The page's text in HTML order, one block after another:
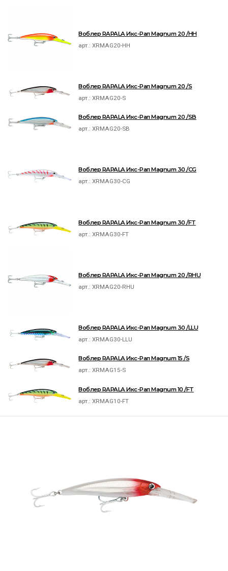
Воблер RAPALA Икс-Рап Magnum 20 /HH
арт.:XRMAG20-HH
Воблер RAPALA Икс-Рап Magnum 20 /S
арт.:XRMAG20-S
Воблер RAPALA Икс-Рап Magnum 20 /SB
арт.:XRMAG20-SB
Воблер RAPALA Икс-Рап Magnum 30 /CG
арт.:XRMAG30-CG
Воблер RAPALA Икс-Рап Magnum 30 /FT
арт.:XRMAG30-FT
Воблер RAPALA Икс-Рап Magnum 20 /RHU
арт.:XRMAG20-RHU
Воблер RAPALA Икс-Рап Magnum 30 /LLU
арт.:XRMAG30-LLU
Воблер RAPALA Икс-Рап Magnum 15 /S
арт.:XRMAG15-S
Воблер RAPALA Икс-Рап Magnum 10 /FT
арт.:XRMAG10-FT